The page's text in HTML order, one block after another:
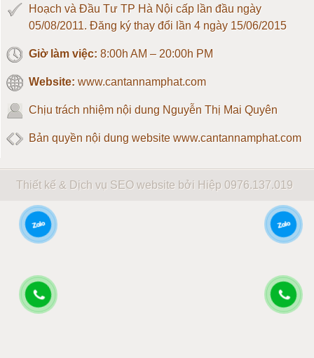
Loadcell 3 tấn
Loadcell 5 tấn
Loadcell 10 tấn
Loadcell 50 tấn
Hoạch và Đầu Tư TP Hà Nội cấp lần đầu ngày
05/08/2011. Đăng ký thay đổi lần 4 ngày 15/06/2015
Giờ làm việc: 8:00h AM – 20:00h PM
Website: www.cantannamphat.com
Chịu trách nhiệm nội dung Nguyễn Thị Mai Quyên
Bản quyền nội dung website www.cantannamphat.com
Thiết kế & Dịch vụ SEO website bởi Hiệp 0976.137.019